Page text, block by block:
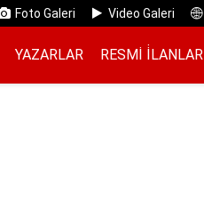
Foto Galeri Video Galeri
YAZARLAR RESMI İ̇LANLAR